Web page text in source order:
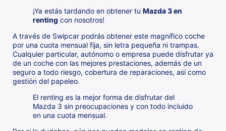
¡Ya estás tardando en obtener tu Mazda 3 en
renting con nosotros!
A través de Swipcar podrás obtener este magnífico coche
por una cuota mensual fija, sin letra pequeña ni trampas.
Cualquier particular, autónomo o empresa puede disfrutar ya
de un coche con las mejores prestaciones, además de un
seguro a todo riesgo, cobertura de reparaciones, así como
gestión del papeleo.
El renting es la mejor forma de disfrutar del
Mazda 3 sin preocupaciones y con todo incluido
en una cuota mensual.